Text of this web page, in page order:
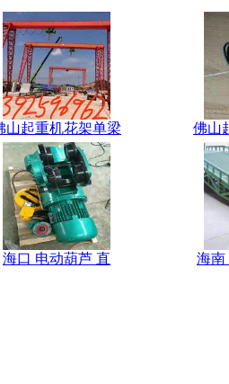
山起重机花架单梁 佛山
海口 电动葫芦 直 海南